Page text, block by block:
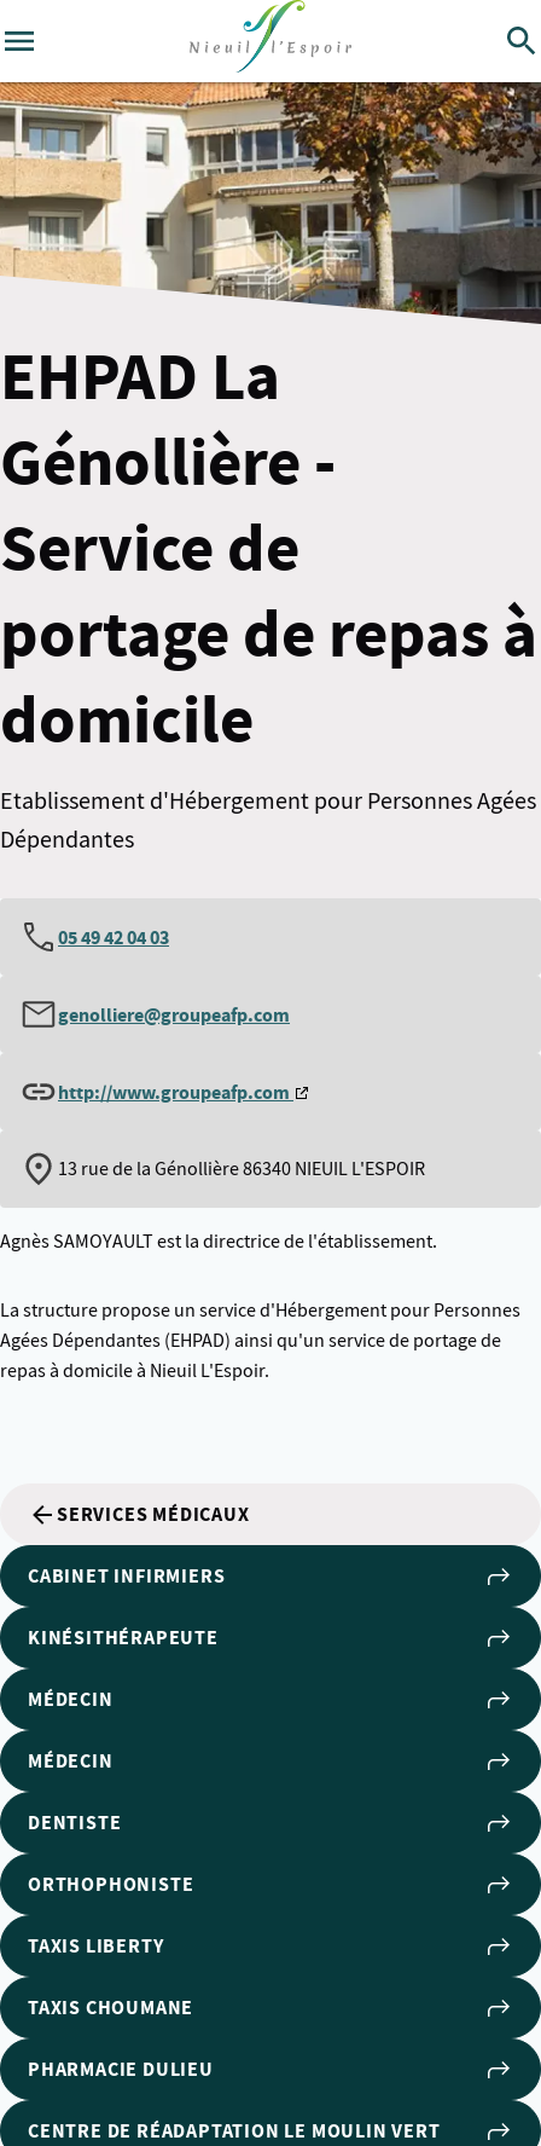
EHPAD La
Génollière -
Service de
portage de repas à
domicile
Etablissement d'Hébergement pour Personnes Agées
Dépendantes
05 49 42 04 03
genolliere@groupeafp.com
http://www.groupeafp.com
13 rue de la Génollière 86340 NIEUIL L'ESPOIR
Agnès SAMOYAULT est la directrice de l'établissement.
La structure propose un service d'Hébergement pour Personnes
Agées Dépendantes (EHPAD) ainsi qu'un service de portage de
repas à domicile à Nieuil L'Espoir.
SERVICES MÉDICAUX
CABINET INFIRMIERS
KINÉSITHÉRAPEUTE
MÉDECIN
MÉDECIN
DENTISTE
ORTHOPHONISTE
TAXIS LIBERTY
TAXIS CHOUMANE
PHARMACIE DULIEU
CENTRE DE RÉADAPTATION LE MOULIN VERT